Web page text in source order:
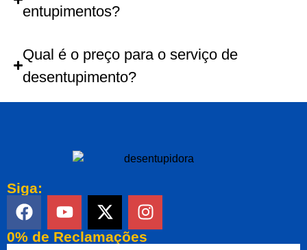
entupimentos?
Qual é o preço para o serviço de
desentupimento?
Siga:
0% de Reclamações